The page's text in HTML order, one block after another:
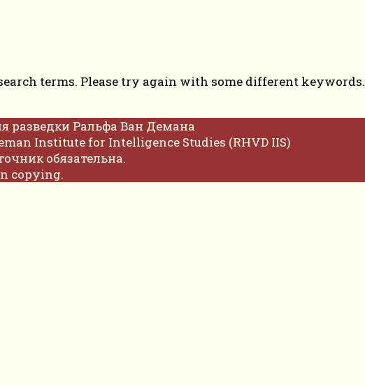
terms. Please try again with some different keywords.
разведки Ральфа Ван Демана
Institute for Intelligence Studies (RHVD IIS)
обязательна.
copying.